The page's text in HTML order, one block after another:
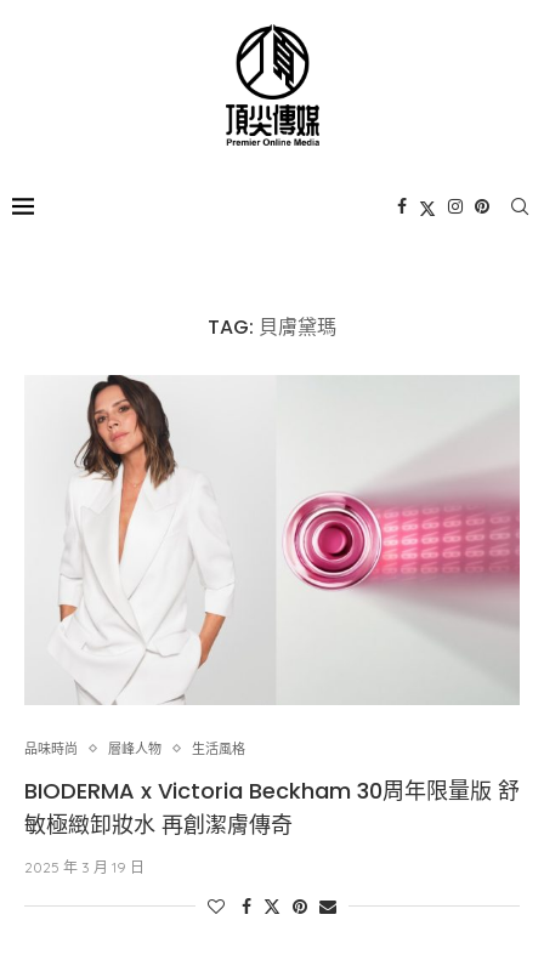
TAG: 貝膚黛瑪
品味時尚 層峰⼈物 生活風格
BIODERMA x Victoria Beckham 30周年限量版 舒
敏極緻卸妝水 再創潔膚傳奇
2025 年 3 月 19 日